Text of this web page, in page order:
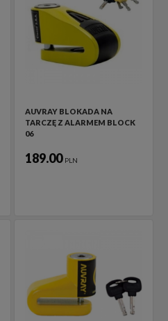
AUVRAY BLOKADA NA
TARCZĘ Z ALARMEM BLOCK
06
189.00 PLN